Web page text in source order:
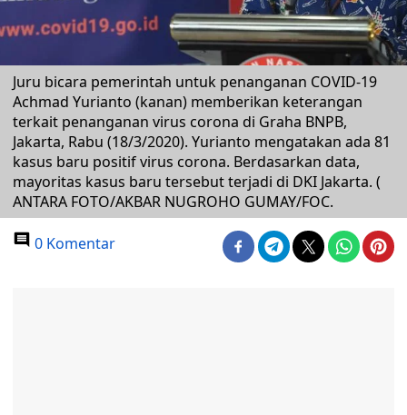
Juru bicara pemerintah untuk penanganan COVID-19
Achmad Yurianto (kanan) memberikan keterangan
terkait penanganan virus corona di Graha BNPB,
Jakarta, Rabu (18/3/2020). Yurianto mengatakan ada 81
kasus baru positif virus corona. Berdasarkan data,
mayoritas kasus baru tersebut terjadi di DKI Jakarta. (
ANTARA FOTO/AKBAR NUGROHO GUMAY/FOC.
0 Komentar